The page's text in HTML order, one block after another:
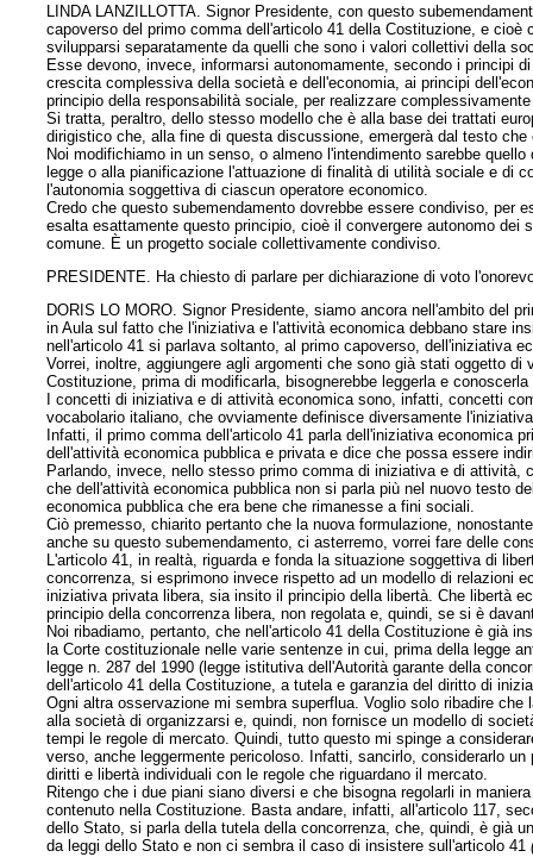
LINDA LANZILLOTTA. Signor Presidente, con questo
capoverso del primo comma dell'articolo 41 della Costituzione, e
svilupparsi separatamente da quelli che sono i valori collettivi della
Esse devono, invece, informarsi autonomamente, secondo i principi
crescita complessiva della società e dell'economia,ai principi
principio della responsabilità sociale, per realizzare
Si tratta, peraltro, dello stesso modello che è alla base dei trattati
dirigistico che, alla fine di questa discussione, emergerà dal testo
Noi modifichiamo in un senso, o almeno l'intendimento sarebbe
legge o alla pianificazione l'attuazione di finalità di utilità sociale e di
l'autonomia soggettiva di ciascun operatore economico.
Credo che questo subemendamento dovrebbe essere condiviso, per
esalta esattamente questo principio, cioè il convergere autonomo
comune. È un progetto sociale collettivamente condiviso.
PRESIDENTE. Ha chiesto di parlare per dichiarazione di voto
DORIS LO MORO. Signor Presidente, siamo ancora nell'ambito del
in Aula sul fatto che l'iniziativa e l'attività economica debbano stare
nell'articolo 41 si parlava soltanto, al primo capoverso, dell'iniziativa
Vorrei, inoltre, aggiungere agli argomenti che sono già stati oggetto
Costituzione, prima di modificarla, bisognerebbe leggerla e conoscerla
I concetti di iniziativa e di attività economica sono, infatti, concetti
vocabolario italiano, che ovviamente definisce diversamente
Infatti, il primo comma dell'articolo 41 parla dell'iniziativa economica
dell'attività economica pubblica e privata e dice che possa essere
Parlando, invece, nello stesso primo comma di iniziativa e di
che dell'attività economica pubblica non si parla più nel nuovo testo
economica pubblica che era bene che rimanesse a fini sociali.
Ciò premesso, chiarito pertanto che la nuova formulazione,
anche su questo subemendamento, ci asterremo, vorrei fare delle
L'articolo 41, in realtà, riguarda e fonda la situazione soggettiva di
concorrenza, si esprimono invece rispetto ad un modello di relazioni
iniziativa privata libera, sia insito il principio della libertà. Che libertà
principio della concorrenza libera, non regolata e, quindi, se si è
Noi ribadiamo, pertanto, che nell'articolo 41 della Costituzione è già
la Corte costituzionale nelle varie sentenze in cui, prima della legge
legge n. 287 del 1990 (legge istitutiva dell'Autorità garante della
dell'articolo 41 della Costituzione, a tutela e garanzia del diritto di
Ogni altra osservazione mi sembra superflua. Voglio solo ribadire
alla società di organizzarsi e, quindi, non fornisce un modello di
tempi le regole di mercato. Quindi, tutto questo mi spinge a
verso, anche leggermente pericoloso. Infatti, sancirlo, considerarlo
diritti e libertà individuali con le regole che riguardano il mercato.
Ritengo che i due piani siano diversi e che bisogna regolarli in
contenuto nella Costituzione. Basta andare, infatti, all'articolo 117,
dello Stato, si parla della tutela della concorrenza, che, quindi, è già
da leggi dello Stato e non ci sembra il caso di insistere sull'articolo 41